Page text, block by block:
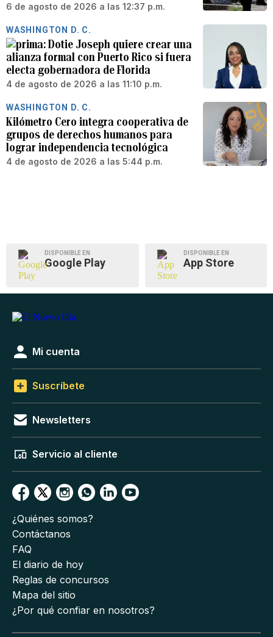
6 de agosto de 2026 a las 12:37 p.m.
WASHINGTON D. C.
Dotie Joseph quiere crear una
alianza formal con Puerto Rico si fuera
electa gobernadora de Florida
4 de agosto de 2026 a las 11:10 p.m.
WASHINGTON D. C.
Kilómetro Cero integra cooperativa de
grupos de derechos humanos para
lograr independencia tecnológica
4 de agosto de 2026 a las 5:44 p.m.
DISPONIBLE EN
Google Play
DISPONIBLE EN
App Store
Mi cuenta
Suscríbete
Newsletters
Servicio al cliente
¿Quiénes somos?
Contáctanos
FAQ
El diario de hoy
Reglas de concursos
Mapa del sitio
¿Por qué confiar en nosotros?